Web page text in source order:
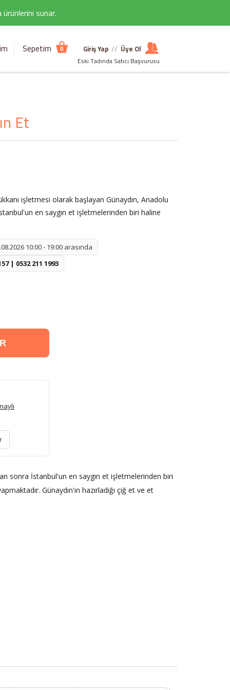
sunar.
Sepetim 0 Giriş Yap // Üye Ol
Eski Tadında Satıcı Başvurusu
Et
işletmesi olarak başlayan Günaydın, Anadolu
en saygın et işletmelerinden biri haline
10:00 - 19:00 arasında
| 0532 211 1993
sonra İstanbul'un en saygın et işletmelerinden biri
Günaydın'ın hazırladığı çiğ et ve et